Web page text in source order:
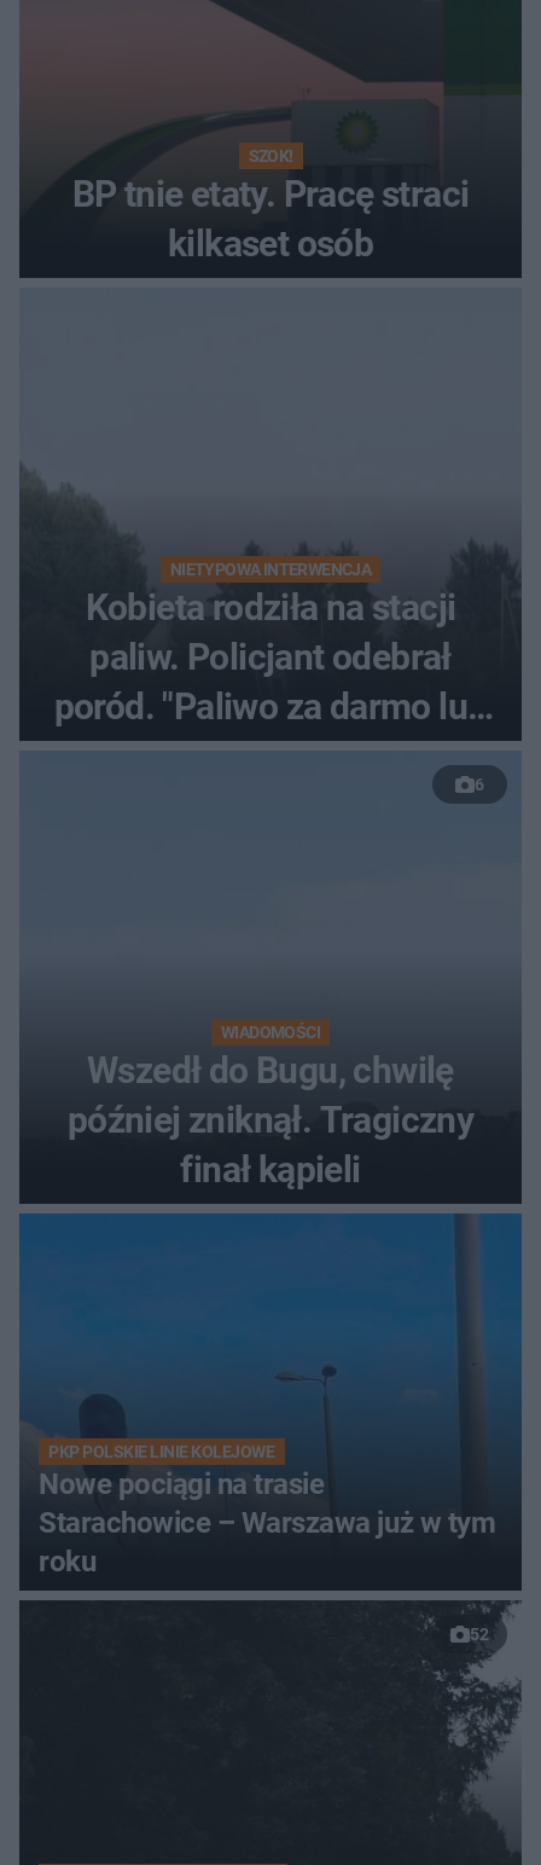
SZOK!
BP tnie etaty. Pracę straci
kilkaset osób
NIETYPOWA INTERWENCJA
Kobieta rodziła na stacji
paliw. Policjant odebrał
poród. "Paliwo za darmo lub
50 %!"
6
WIADOMOŚCI
Wszedł do Bugu, chwilę
później zniknął. Tragiczny
finał kąpieli
PKP POLSKIE LINIE KOLEJOWE
Nowe pociągi na trasie
Starachowice – Warszawa już w tym
roku
52